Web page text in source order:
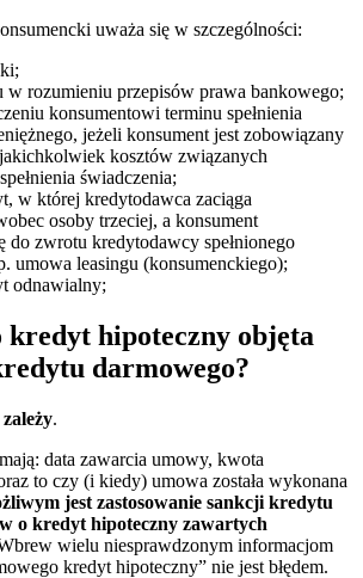
uważa się w szczególności:
w rozumieniu przepisów prawa bankowego;
konsumentowi terminu spełnienia
jeżeli konsument jest zobowiązany
kosztów związanych
świadczenia;
w której kredytodawca zaciąga
osoby trzeciej, a konsument
do zwrotu kredytodawcy spełnionego
umowa leasingu (konsumenckiego);
odnawialny;
kredyt hipoteczny objęta
darmowego?
.
data zawarcia umowy, kwota
to czy (i kiedy) umowa została wykonana
jest zastosowanie sankcji kredytu
o kredyt hipoteczny zawartych
wielu niesprawdzonym informacjom
kredyt hipoteczny” nie jest błędem.